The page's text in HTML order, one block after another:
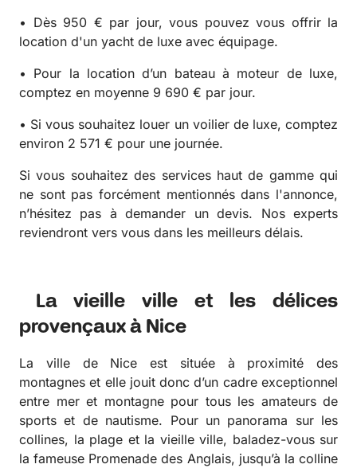
• Dès 950 € par jour, vous pouvez vous offrir la
location d'un yacht de luxe avec équipage.
• Pour la location d’un bateau à moteur de luxe,
comptez en moyenne 9 690 € par jour.
• Si vous souhaitez louer un voilier de luxe, comptez
environ 2 571 € pour une journée.
Si vous souhaitez des services haut de gamme qui
ne sont pas forcément mentionnés dans l'annonce,
n’hésitez pas à demander un devis. Nos experts
reviendront vers vous dans les meilleurs délais.
La vieille ville et les délices
provençaux à Nice
La ville de Nice est située à proximité des
montagnes et elle jouit donc d’un cadre exceptionnel
entre mer et montagne pour tous les amateurs de
sports et de nautisme. Pour un panorama sur les
collines, la plage et la vieille ville, baladez-vous sur
la fameuse Promenade des Anglais, jusqu’à la colline